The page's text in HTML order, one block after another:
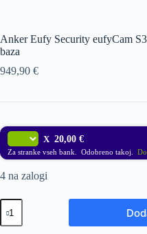
Anker Eufy Security eufyCam
baza
949,90 €
X 20,00 €
Za stranke vseh bank. Odobreno takoj.
4 na zalogi
Anker
Eufy
Security